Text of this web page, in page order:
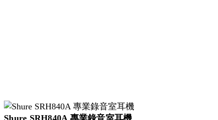
Shure SRH840A 專業錄音室耳機